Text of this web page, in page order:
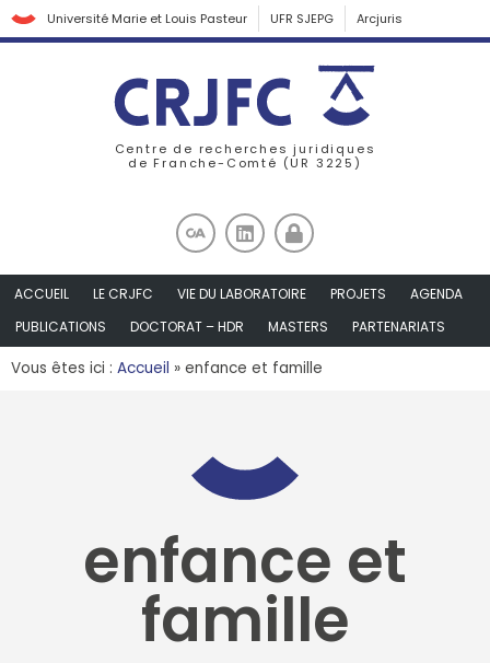
Université Marie et Louis Pasteur UFR SJEPG Arcjuris
Centre de recherches juridiques
de Franche-Comté (UR 3225)
ACCUEIL LE CRJFC VIE DU LABORATOIRE PROJETS
AGENDA
PUBLICATIONS
DOCTORAT – HDR MASTERS PARTENARIATS
Vous êtes ici : Accueil » enfance et famille
enfance et
famille